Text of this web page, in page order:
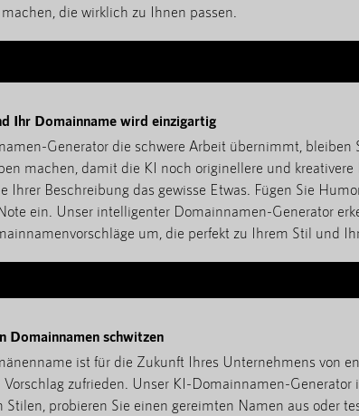
die wirklich zu Ihnen passen.
Ihr Domainname wird einzigartig
Generator die schwere Arbeit übernimmt, bleiben
machen, damit die KI noch originellere und
Ihrer Beschreibung das gewisse Etwas. Fügen Sie
ein. Unser intelligenter Domainnamen-Generator
um, die perfekt zu Ihrem Stil und
Domainnamen schwitzen
ist für die Zukunft Ihres Unternehmens von
zufrieden. Unser KI-Domainnamen-Generator
Stilen, probieren Sie einen gereimten Namen aus oder